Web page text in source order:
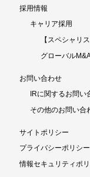
採用情報
キャリア採用
【スペシャリ
グローバル
お問い合わせ
IRに関するお問い
その他のお問い合
サイトポリシー
プライバシーポリシー
情報セキュリティポ